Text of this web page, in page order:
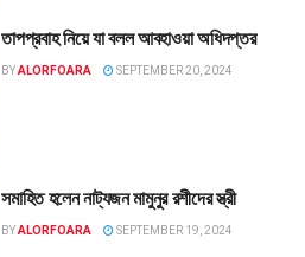
তাপপ্রবাহ নিয়ে যা বলল আবহাওয়া অধিদপ্তর
BYALORFOARA SEPTEMBER 20, 2024
সমাহিত হলেন নাট্যজন মামুনুর রশীদের স্ত্রী
BYALORFOARA SEPTEMBER 19, 2024